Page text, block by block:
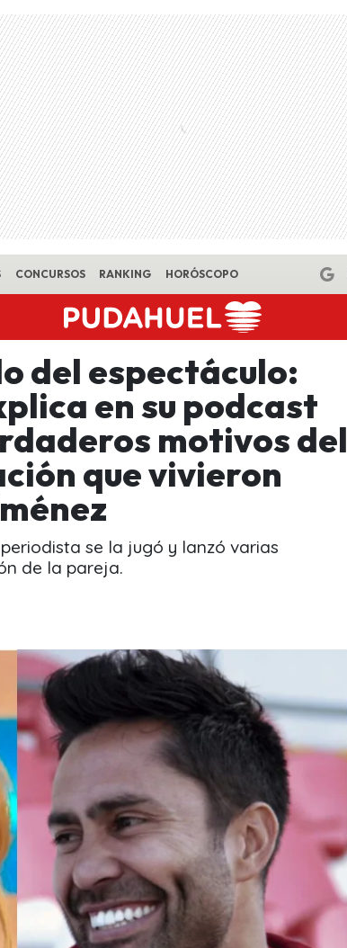
CONCURSOS RANKING HORÓSCOPO
del espectáculo:
en su podcast
motivos del
que vivieron
se la jugó y lanzó varias
de la pareja.